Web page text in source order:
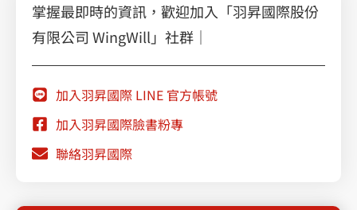
掌握最即時的資訊，歡迎加入「羽昇國際股份
有限公司 WingWill」社群｜
加入羽昇國際 LINE 官方帳號
加入羽昇國際臉書粉專
聯絡羽昇國際